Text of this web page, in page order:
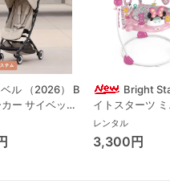
ベル （2026） B
ー サイベック
Bright
イトスターツ
ス フォーエバ
レンド ジャン
パルー キッズ
レンタル
3,300円